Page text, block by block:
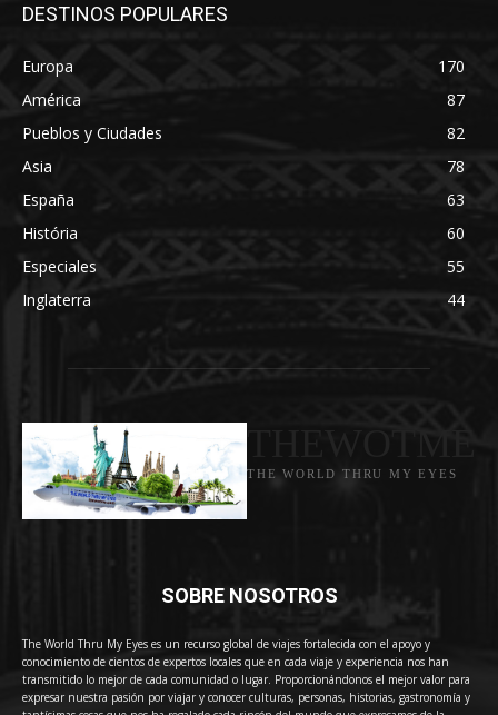
DESTINOS POPULARES
Europa
170
América
87
Pueblos y Ciudades
82
Asia
78
España
63
História
60
Especiales
55
Inglaterra
44
THE WORLD THRU MY EYES
SOBRE NOSOTROS
The World Thru My Eyes es un recurso global de viajes fortalecida con el apoyo y
conocimiento de cientos de expertos locales que en cada viaje y experiencia nos han
transmitido lo mejor de cada comunidad o lugar. Proporcionándonos el mejor valor para
expresar nuestra pasión por viajar y conocer culturas, personas, historias, gastronomía y